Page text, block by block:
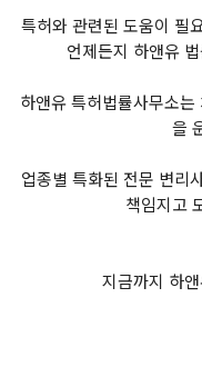
특허와 관련된 도움이 필
언제든지 하앤유
하앤유 특허법률사무소
을
업종별 특화된 전문 변리
책임지고
지금까지 하